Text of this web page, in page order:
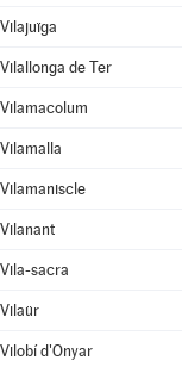
Vilajuïga
Vilallonga de Ter
Vilamacolum
Vilamalla
Vilamaniscle
Vilanant
Vila-sacra
Vilaür
Vilobí d'Onyar